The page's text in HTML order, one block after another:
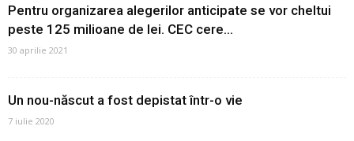
Pentru organizarea alegerilor anticipate se vor cheltui
peste 125 milioane de lei. CEC cere...
30 aprilie 2021
Un nou-născut a fost depistat într-o vie
7 iulie 2020